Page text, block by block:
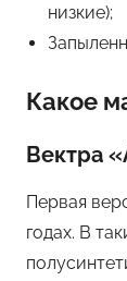
низкие);
Какое
Вектра
Первая
годах. В